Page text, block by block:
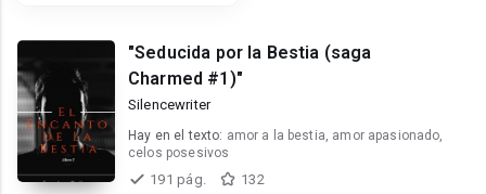
"Seducida por la Bestia (saga
Charmed #1)"
Silencewriter
Hay en el texto: amor a la bestia, amor apasionado,
celos posesivos
191 pág.
132